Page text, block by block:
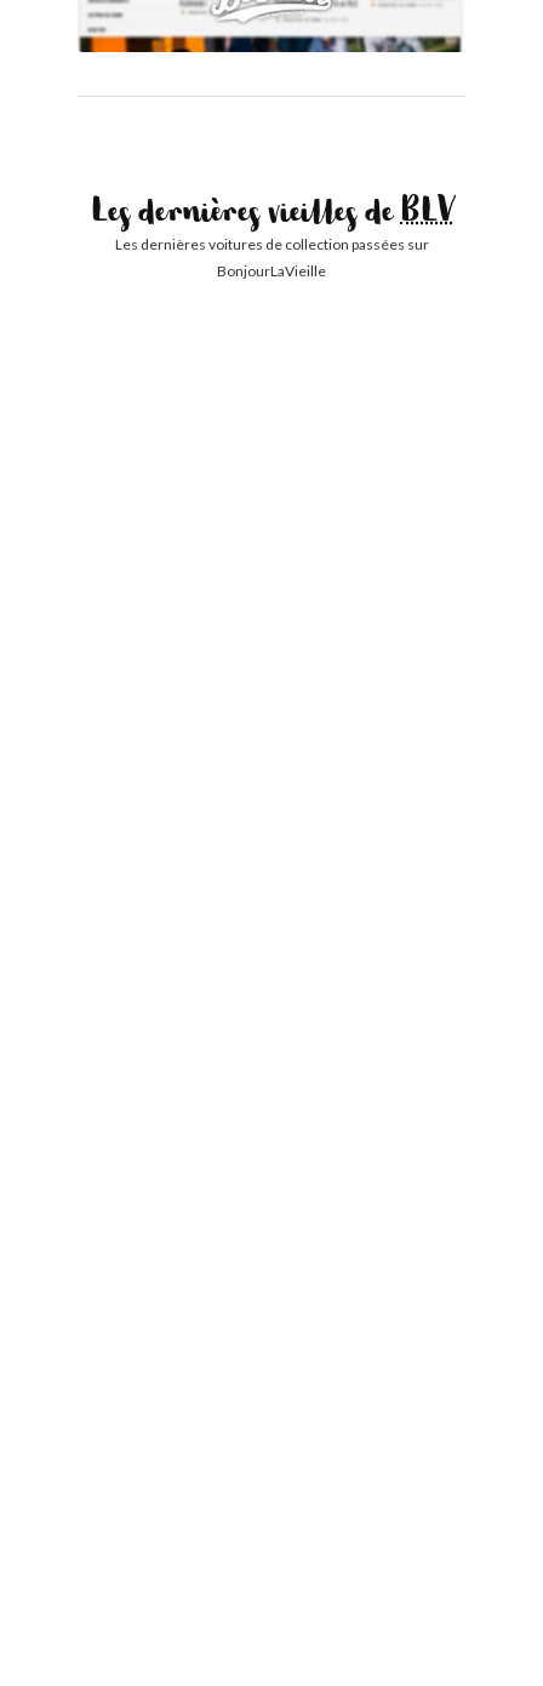
Les dernières vieilles deBLV
Les dernières voitures de collection passées sur
BonjourLaVieille